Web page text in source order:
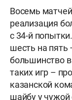
Восемь
реализация
с 34-й
шесть на пять
большинство
таких игр –
казанской
шайбу у чужой